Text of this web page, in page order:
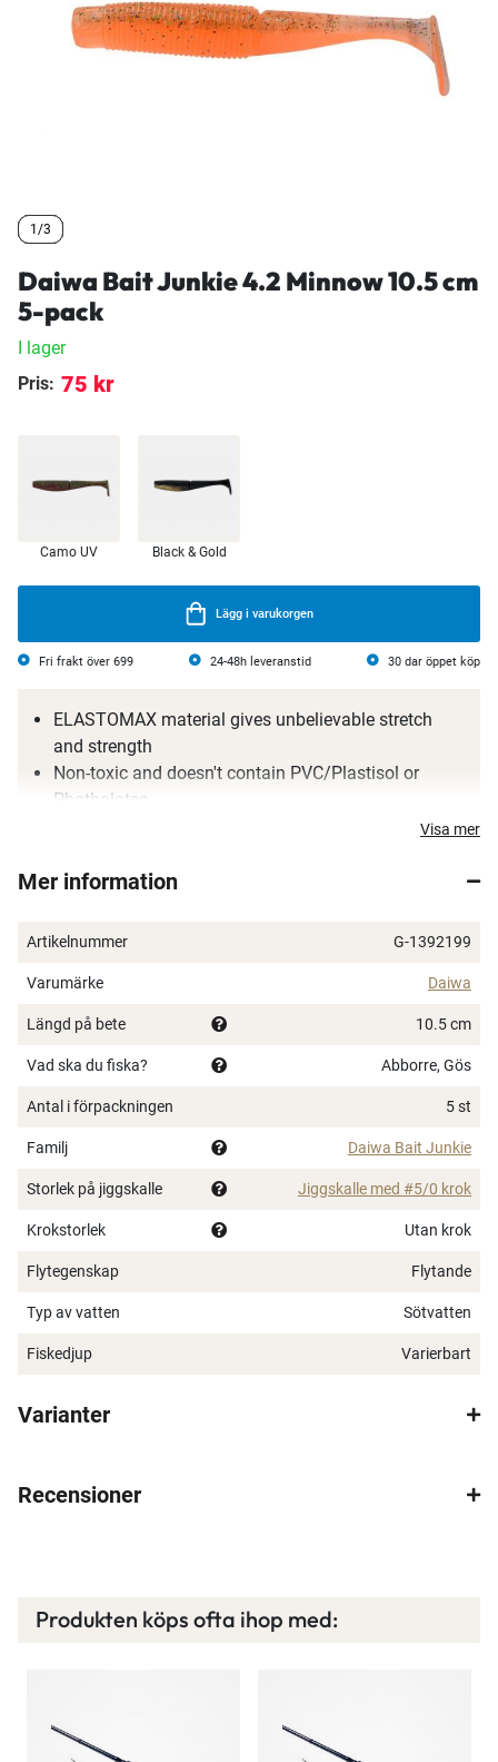
Spana in FJ Max
varje månad och mycket mer. Spara tusenlappar
1/3
1/3
1/3
Daiwa Bait Junkie 4.2 Minnow 10.5 cm
5-pack
I lager
Pris: 75 kr
Camo UV Black & Gold
Lägg i varukorgen
Fri frakt över 699 24-48h leveranstid 30 dar öppet köp
ELASTOMAX material gives unbelievable stretch
and strength
Non-toxic and doesn't contain PVC/Plastisol or
Phathalates
Please do not store Bait Junkie soft plastics with any
storage boxes
Visa mer
Mer information
Artikelnummer G-1392199
Varumärke Daiwa
Längd på bete 10.5 cm
Vad ska du fiska? Abborre, Gös
Antal i förpackningen 5 st
Familj Daiwa Bait Junkie
Storlek på jiggskalle Jiggskalle med #5/0 krok
Krokstorlek Utan krok
Flytegenskap Flytande
Typ av vatten Sötvatten
Fiskedjup Varierbart
Varianter
Recensioner
Produkten köps ofta ihop med: